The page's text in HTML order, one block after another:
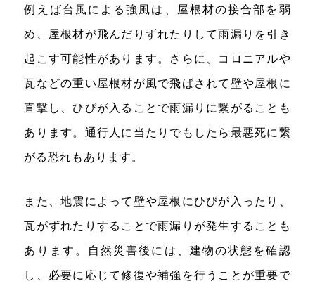
例えば台風による強風は、屋根材の接合部を弱
め、屋根材が飛んだりずれたりして雨漏りを引き
起こす可能性があります。さらに、コロニアルや
瓦などの重い屋根材が風で飛ばされて壁や屋根に
直撃し、ひびが入ることで雨漏りに繋がることも
あります。通行人に当たりでもしたら最悪死に繋
がる恐れもあります。
また、地震によって壁や屋根にひびが入ったり、
瓦がずれたりすることで雨漏りが発生することも
あります。自然災害後には、建物の状態を確認
し、必要に応じて修復や補強を行うことが重要で